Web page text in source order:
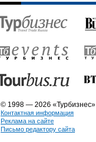
© 1998 — 2026 «Турбизнес»
Контактная информация
Реклама на сайте
Письмо редактору сайта